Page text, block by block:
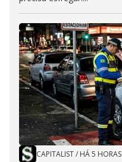
CAPITALIST/ HÁ 5 HORAS